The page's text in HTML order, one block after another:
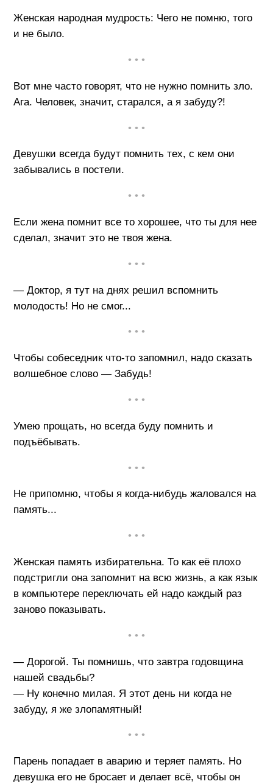
Женская народная мудрость: Чего не помню, того
и не было.
• • •
Вот мне часто говорят, что не нужно помнить зло.
Ага. Человек, значит, старался, а я забуду?!
• • •
Девушки всегда будут помнить тех, с кем они
забывались в постели.
• • •
Если жена помнит все то хорошее, что ты для нее
сделал, значит это не твоя жена.
• • •
— Доктор, я тут на днях решил вспомнить
молодость! Но не смог...
• • •
Чтобы собеседник что-то запомнил, надо сказать
волшебное слово — Забудь!
• • •
Умею прощать, но всегда буду помнить и
подъёбывать.
• • •
Не припомню, чтобы я когда-нибудь жаловался на
память...
• • •
Женская память избирательна. То как её плохо
подстригли она запомнит на всю жизнь, а как язык
в компьютере переключать ей надо каждый раз
заново показывать.
• • •
— Дорогой. Ты помнишь, что завтра годовщина
нашей свадьбы?
— Ну конечно милая. Я этот день ни когда не
забуду, я же злопамятный!
• • •
Парень попадает в аварию и теряет память. Но
девушка его не бросает и делает всё, чтобы он